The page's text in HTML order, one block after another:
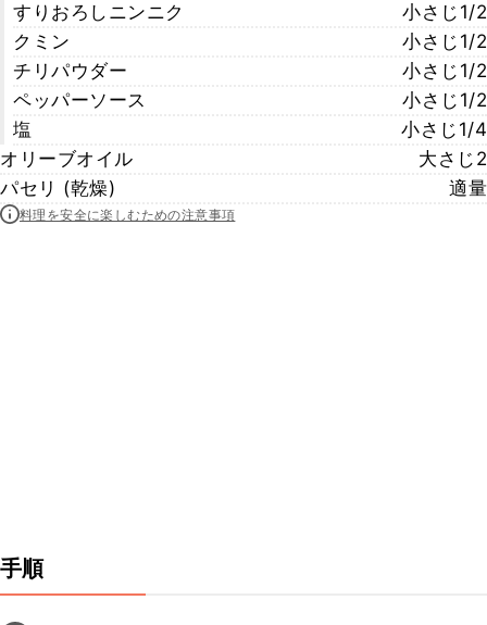
すりおろしニンニク
小さじ1/2
クミン
小さじ1/2
チリパウダー
小さじ1/2
ペッパーソース
小さじ1/2
塩
小さじ1/4
オリーブオイル
大さじ2
パセリ (乾燥)
適量
料理を安全に楽しむための注意事項
手順